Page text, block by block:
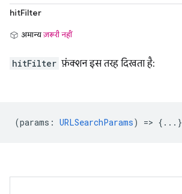
hitFilter
अमान्यज़रूरी नहीं
hitFilter फ़ंक्शन इस तरह दिखता है:
(params : URLSearchParams) => {...}